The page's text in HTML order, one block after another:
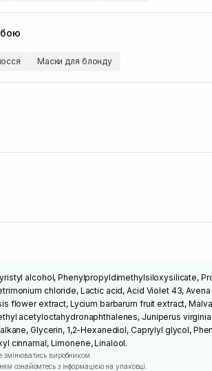
Маски для блонду
alcohol, Phenylpropyldimethylsiloxysilicate,
chloride, Lactic acid, Acid Violet 43,
flower extract, Lycium barbarum fruit extract,
acetyloctahydronaphthalenes, Juniperus
Glycerin, 1,2-Hexanediol, Caprylyl glycol,
cinnamal, Limonene, Linalool.
змінюватись виробником.
ознайомтесь з інформацією на упаковці.